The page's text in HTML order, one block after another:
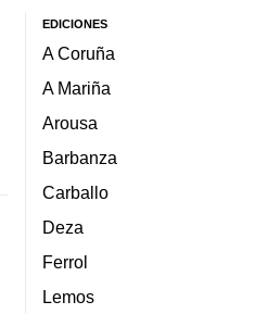
EDICIONES
A Coruña
A Mariña
Arousa
Barbanza
Carballo
Deza
Ferrol
Lemos